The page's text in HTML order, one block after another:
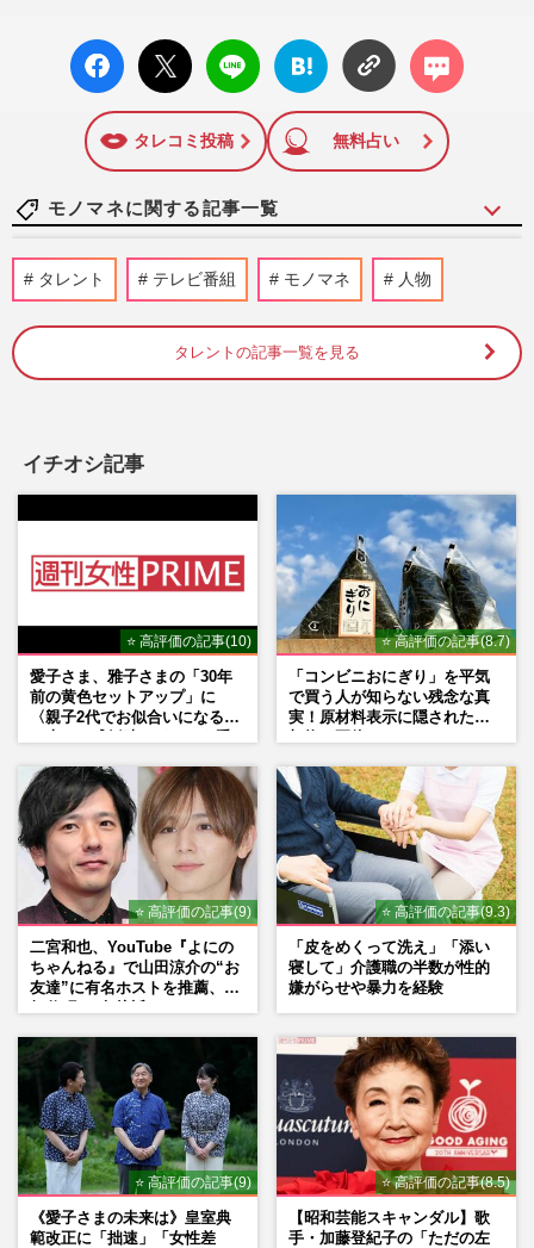
facebo
ok い
X ポス
ト
LINE
はてな
ブック
に追加
コメン
ト
タレコミ投稿 無料占い
モノマネに関する記事一覧
ものまねタレント清水アキラの息子・良太
郎さん死去「もう真面目に働いているの
2026/8/3
1000円カット、ものまね芸人・古賀シュウ
が「細かすぎる要望」でまさかの出入り禁
止…店側の対応にネット紛…
週刊女性PRIME 2026/3/1
三浦璃来・木原龍一の“りくりゅう”ペアを
モノマネして炎上したキンタロー。「傷つ
きます」被害者ぶるも、…
週刊女性PRIME 2026/2/25
【キンタロー。】高市早苗で炎上、大森元
貴で絶賛！ 顔まね評価が真逆のワケ
週刊女性PRIME 2025/12/30
タレント テレビ番組 モノマネ 人物
タレントの記事一覧を見る
イチオシ記事
⭐ 高評価の記事(10)
愛子さま、雅子さまの「30年
前の黄色セットアップ」に
〈親子2代でお似合いになる〉
⭐ 高評価の記事(8.7)
「コンビニおにぎり」を平気
で買う人が知らない残念な真
実！原材料表示に隠された添
⭐ 高評価の記事(9)
二宮和也、YouTube『よにの
ちゃんねる』で山田涼介の“お
友達”に有名ホストを推薦、歌
⭐ 高評価の記事(9.3)
「皮をめくって洗え」「添い
寝して」介護職の半数が性的
嫌がらせや暴力を経験
⭐ 高評価の記事(9)
《愛子さまの未来は》皇室典
範改正に「拙速」「女性差
⭐ 高評価の記事(8.5)
【昭和芸能スキャンダル】歌
手・加藤登紀子の「ただの左